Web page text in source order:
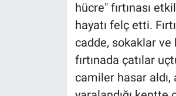
hücre" fırtınası
hayatı felç etti.
cadde, sokaklar ve
fırtınada çatılar
camiler hasar aldı,